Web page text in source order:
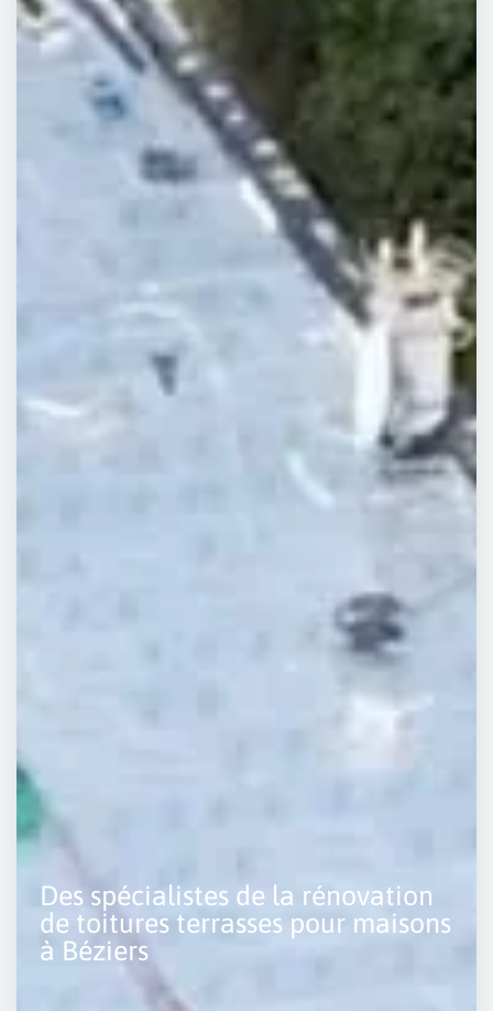
Des spécialistes de la rénovation
de toitures terrasses pour maisons
à Béziers